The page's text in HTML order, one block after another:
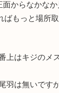
からなかなか
ばもっと場所
上はキジのメ
羽は無いです